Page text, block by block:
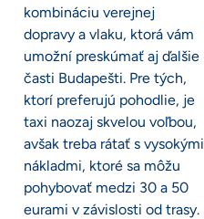
kombináciu verejnej
dopravy a vlaku, ktorá vám
umožní preskúmať aj ďalšie
časti Budapešti. Pre tých,
ktorí preferujú pohodlie, je
taxi naozaj skvelou voľbou,
avšak treba rátať s vysokými
nákladmi, ktoré sa môžu
pohybovať medzi 30 a 50
eurami v závislosti od trasy.